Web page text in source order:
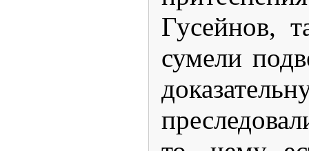
Гусейнов,
сумели